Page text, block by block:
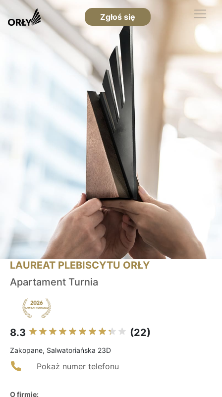
Zgłoś się
LAUREAT PLEBISCYTU ORŁY
Apartament Turnia
8.3 (22)
Zakopane, Salwatoriańska 23D
Pokaż numer telefonu
O firmie: